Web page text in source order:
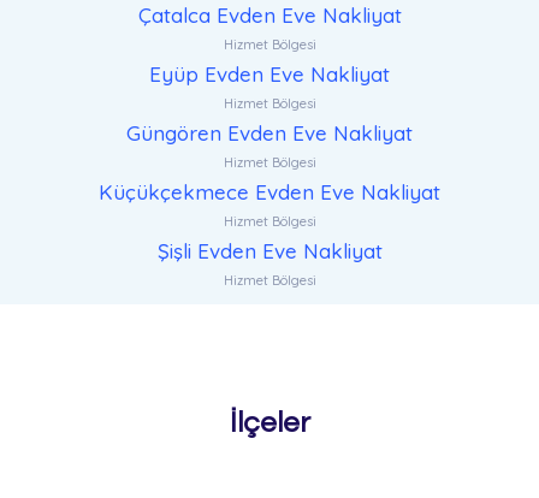
Çatalca Evden Eve Nakliyat
Hizmet Bölgesi
Eyüp Evden Eve Nakliyat
Hizmet Bölgesi
Güngören Evden Eve Nakliyat
Hizmet Bölgesi
Küçükçekmece Evden Eve Nakliyat
Hizmet Bölgesi
Şişli Evden Eve Nakliyat
Hizmet Bölgesi
İlçeler